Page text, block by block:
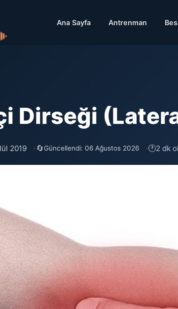
Ana Sayfa Antrenman
Dirseği
2019 🔄Güncellendi: 06 Ağustos 2026 🕐2 dk